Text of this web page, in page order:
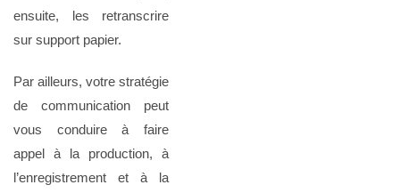
ensuite, les retranscrire
sur support papier.
Par ailleurs, votre stratégie
de communication peut
vous conduire à faire
appel à la production, à
l’enregistrement et à la